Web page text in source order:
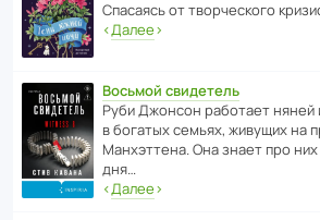
Спасаясь от твор­че­с­кого
‹Далее›
Восьмой свидетель
Руби Джонсон рабо­тает няней
в богатых семьях, живущих на
Манх­эт­тена. Она знает про
дня…
‹Далее›